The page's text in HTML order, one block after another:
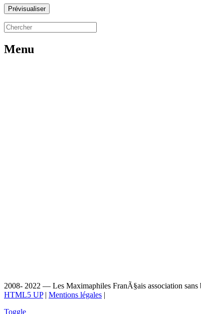
Menu
2008- 2022 — Les Maximaphiles FranÃ§ais association
HTML5 UP| Mentions légales |
Toggle